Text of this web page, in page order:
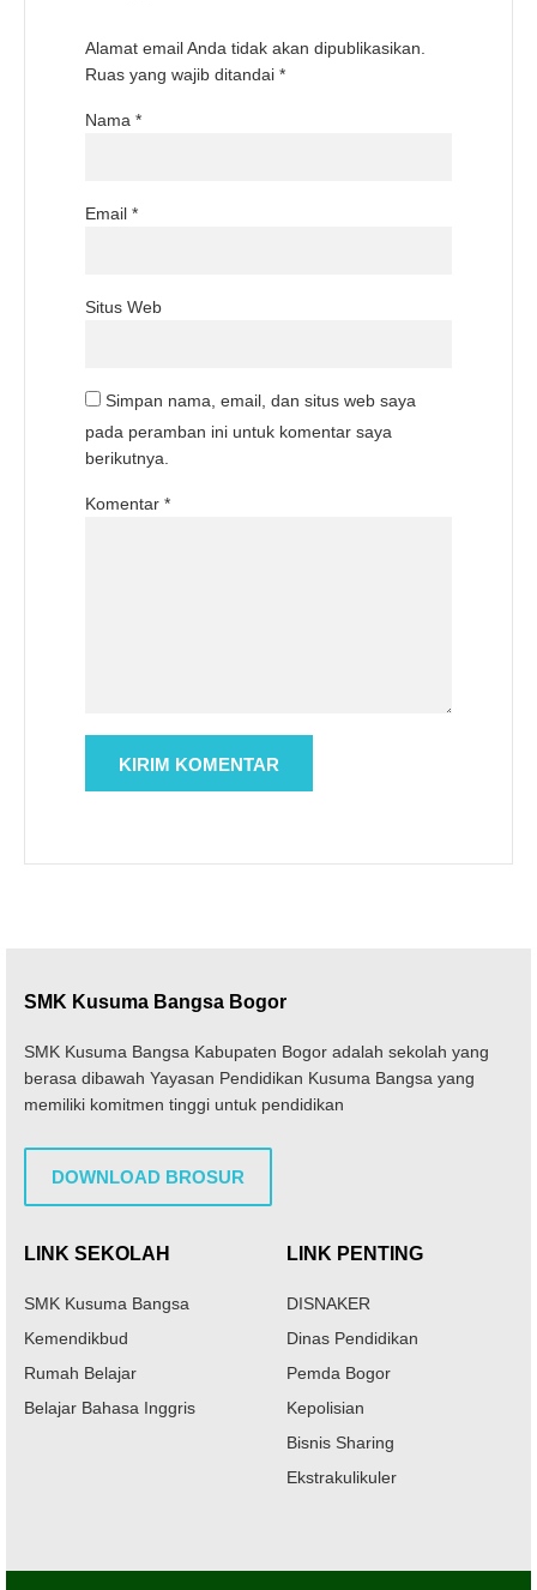
Alamat email Anda tidak akan dipublikasikan.
Ruas yang wajib ditandai *
Nama *
Email *
Situs Web
Simpan nama, email, dan situs web saya
pada peramban ini untuk komentar saya
berikutnya.
Komentar *
SMK Kusuma Bangsa Bogor
SMK Kusuma Bangsa Kabupaten Bogor adalah sekolah yang
berasa dibawah Yayasan Pendidikan Kusuma Bangsa yang
memiliki komitmen tinggi untuk pendidikan
DOWNLOAD BROSUR
LINK SEKOLAH
SMK Kusuma Bangsa
Kemendikbud
Rumah Belajar
Belajar Bahasa Inggris
LINK PENTING
DISNAKER
Dinas Pendidikan
Pemda Bogor
Kepolisian
Bisnis Sharing
Ekstrakulikuler